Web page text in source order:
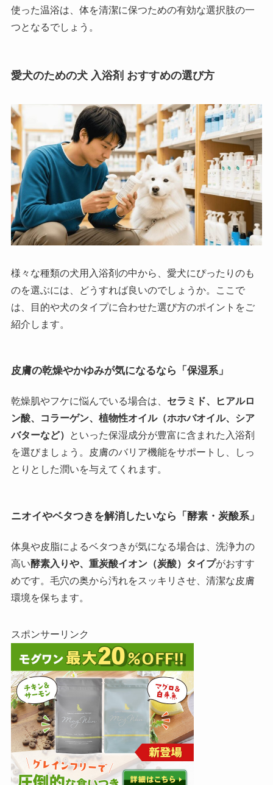
使った温浴は、体を清潔に保つための有効な選択肢の一
つとなるでしょう。
愛犬のための犬 入浴剤 おすすめの選び方
様々な種類の犬用入浴剤の中から、愛犬にぴったりのも
のを選ぶには、どうすれば良いのでしょうか。ここで
は、目的や犬のタイプに合わせた選び方のポイントをご
紹介します。
皮膚の乾燥やかゆみが気になるなら「保湿系」
乾燥肌やフケに悩んでいる場合は、 セラミド、ヒアルロ
ン酸、コラーゲン、植物性オイル（ホホバオイル、シア
バターなど）
といった保湿成分が豊富に含まれた入浴剤
を選びましょう。皮膚のバリア機能をサポートし、しっ
とりとした潤いを与えてくれます。
ニオイやベタつきを解消したいなら「酵素・炭酸系」
体臭や皮脂によるベタつきが気になる場合は、洗浄力の
高い酵素入りや、重炭酸イオン（炭酸）タイプがおすす
めです。毛穴の奥から汚れをスッキリさせ、清潔な皮膚
環境を保ちます。
スポンサーリンク